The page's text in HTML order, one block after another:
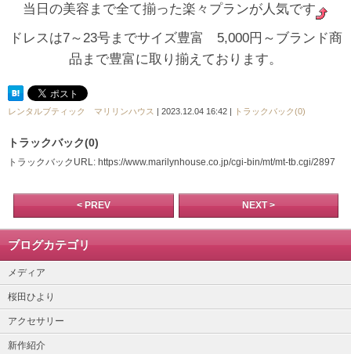
当日の美容まで全て揃った楽々プランが人気です
ドレスは7～23号までサイズ豊富 5,000円～ブランド商
品まで豊富に取り揃えております。
レンタルブティック マリリンハウス | 2023.12.04 16:42 | トラックバック(0)
トラックバック(0)
トラックバックURL: https://www.marilynhouse.co.jp/cgi-bin/mt/mt-tb.cgi/2897
< PREV NEXT >
ブログカテゴリ
メディア
桜田ひより
アクセサリー
新作紹介